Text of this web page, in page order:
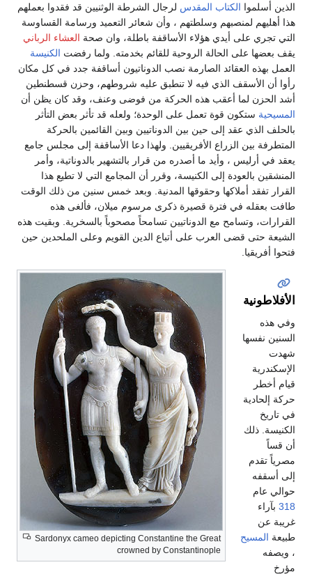
الذين أسلموا الكتاب المقدس لرجال الشرطة الوثنيين قد فقدوا بعملهم
هذا أهليهم لمنصبهم وسلطتهم ، وأن شعائر التعميد ورسامة القساوسة
التي تجري على أيدي هؤلاء الأساقفة باطلة، وان صحة العشاء الرباني
يقف بعضها على الحالة الروحية للقائم بخدمته. ولما رفضت الكنيسة
العمل بهذه العقائد الصارمة نصب الدوناتيون أساقفة جدد في كل مكان
رأوا أن الأسقف الذي فيه لا تنطبق عليه شروطهم، وحزن قسطنطين
أشد الحزن لما أعقب هذه الحركة من فوضى وعنف، وقد كان يظن أن
المسيحية ستكون قوة تعمل على الوحدة؛ ولعله قد تأثر بعض التأثر
بالحلف الذي عقد إلى حين بين الدوناتيين وبين القائمين بالحركة
المتطرفة بين الزراع الأفريقيين. ولهذا دعا الأساقفة إلى مجلس جامع
يعقد في أرليس ، وأيد ما أصدره من قرار بالتشهير بالدوناتية، وأمر
المنشقين بالعودة إلى الكنيسة، وقرر أن المجامع التي لا تطيع هذا
القرار تفقد أملاكها وحقوقها المدنية. وبعد خمس سنين من ذلك الوقت
طافت بعقله في فترة قصيرة ذكرى مرسوم ميلان، فألغى هذه
القرارات، وتسامح مع الدوناتيين تسامحاً مصحوباً بالسخرية. وبقيت هذه
الشيعة حتى قضى العرب على أتباع الدين القويم وعلى الملحدين حين
فتحوا أفريقيا.
Sardonyx cameo depicting Constantine the Great
crowned by Constantinople
الأفلاطونية
وفي هذه
السنين نفسها
شهدت
الإسكندرية
قيام أخطر
حركة إلحادية
في تاريخ
الكنيسة. ذلك
أن قساً
مصرياً تقدم
إلى أسقفه
حوالي عام
318 بآراء
غريبة عن
طبيعة المسيح
، ويصفه
مؤرخ